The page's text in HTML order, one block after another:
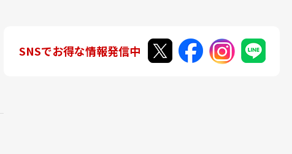
SNSでお得な情報発信中